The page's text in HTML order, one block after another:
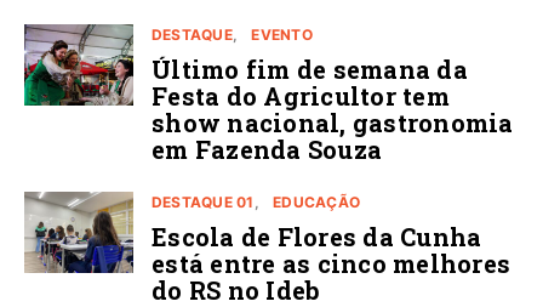
DESTAQUE EVENTO
Último fim de semana da
Festa do Agricultor tem
show nacional, gastronomia
em Fazenda Souza
DESTAQUE 01 EDUCAÇÃO
Escola de Flores da Cunha
está entre as cinco melhores
do RS no Ideb